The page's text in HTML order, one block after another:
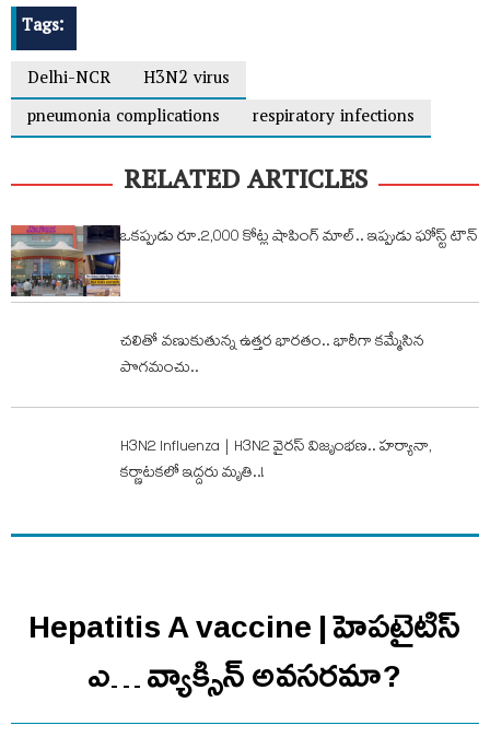
Tags:
Delhi-NCR
H3N2 virus
pneumonia complications
respiratory infections
RELATED ARTICLES
ఒక‌ప్పుడు రూ.2,000 కోట్ల షాపింగ్ మాల్‌.. ఇప్పుడు ఘోస్ట్ టౌన్‌
చలితో వణుకుతున్న ఉత్తర భారతం.. భారీగా కమ్మేసిన
పొగమంచు..
H3N2 Influenza | H3N2 వైర‌స్ విజృంభ‌ణ‌.. హ‌ర్యానా,
క‌ర్ణాట‌క‌లో ఇద్ద‌రు మృతి..!
Hepatitis A vaccine | హెపటైటిస్
ఎ… వ్యాక్సిన్ అవసరమా?